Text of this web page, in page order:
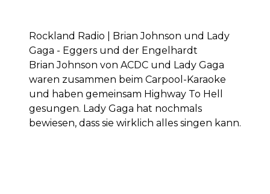
Rockland Radio | Brian Johnson und Lady
Gaga - Eggers und der Engelhardt
Brian Johnson von ACDC und Lady Gaga
waren zusammen beim Carpool-Karaoke
und haben gemeinsam Highway To Hell
gesungen. Lady Gaga hat nochmals
bewiesen, dass sie wirklich alles singen kann.